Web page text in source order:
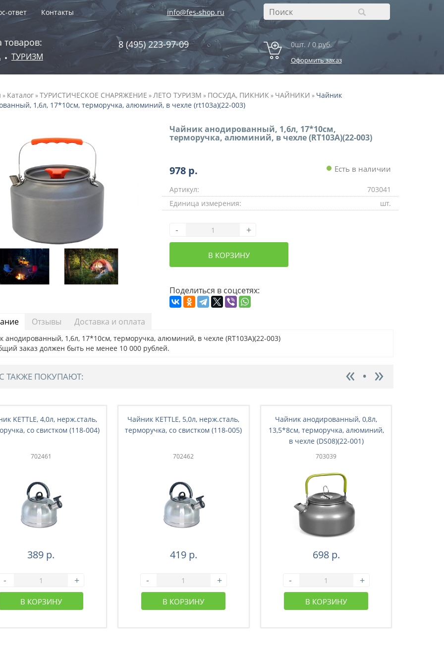
ответ Контакты info@fes-shop.ru
товаров:
• ТУРИЗМ
8 (495) 223-97-09 0шт. / 0 руб.
Оформить заказ
» Каталог»ТУРИСТИЧЕСКОЕ СНАРЯЖЕНИЕ »ЛЕТО ТУРИЗМ » ПОСУДА, ПИКНИК » ЧАЙНИКИ » Чайник
1,6л, 17*10см, терморучка, алюминий, в чехле (rt103a)(22-003)
Чайник анодированный, 1,6л, 17*10см,
терморучка, алюминий, в чехле (RT103A)(22-003)
978 р. Есть в наличии
Артикул:
703041
Единица измерения:
шт.
- +
В КОРЗИНУ
Поделиться в соцсетях:
Отзывы Доставка и оплата
анодированный, 1,6л, 17*10см, терморучка, алюминий, в чехле (RT103A)(22-003)
заказ должен быть не менее 10 000 рублей.
ТАКЖЕ ПОКУПАЮТ:
KETTLE, 4,0л, нерж.сталь,
со свистком (118-004)
702461
389 р.
- +
В КОРЗИНУ
Чайник KETTLE, 5,0л, нерж.сталь,
терморучка, со свистком (118-005)
702462
419 р.
- +
В КОРЗИНУ
Чайник анодированный, 0,8л,
13,5*8см, терморучка, алюминий,
в чехле (DS08)(22-001)
703039
698 р.
- +
В КОРЗИНУ